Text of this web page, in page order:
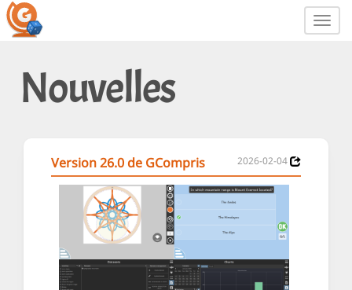
Nouvelles
Version 26.0 de GCompris 2026-02-04